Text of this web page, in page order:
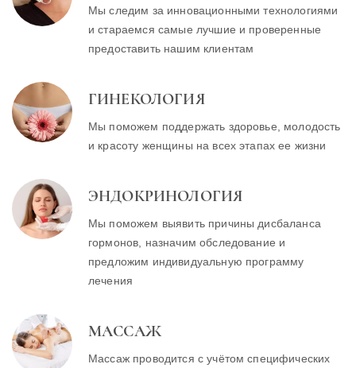
Мы следим за инновационными технологиями
и стараемся самые лучшие и проверенные
предоставить нашим клиентам
ГИНЕКОЛОГИЯ
Мы поможем поддержать здоровье, молодость
и красоту женщины на всех этапах ее жизни
ЭНДОКРИНОЛОГИЯ
Мы поможем выявить причины дисбаланса
гормонов, назначим обследование и
предложим индивидуальную программу
лечения
МАССАЖ
Массаж проводится с учётом специфических